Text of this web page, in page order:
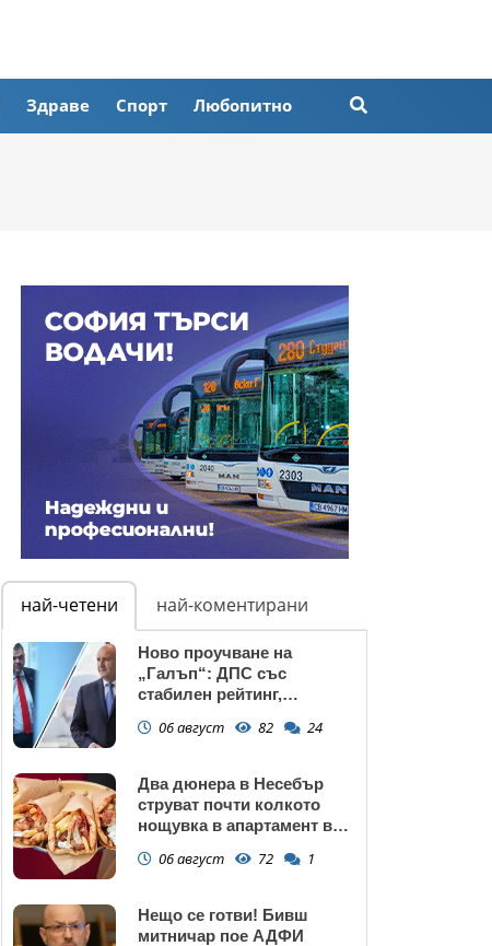
Здраве Спорт Любопитно
най-четени най-коментирани
Ново проучване на
„Галъп“: ДПС със
стабилен рейтинг,
запазва
06 август 82 24
Два дюнера в Несебър
струват почти колкото
нощувка в апартамент в
06 август 72 1
Нещо се готви! Бивш
митничар пое АДФИ